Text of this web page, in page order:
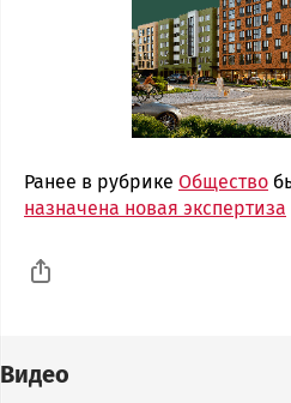
Ранее в рубрике Общество
назначена новая экспертиза
Видео